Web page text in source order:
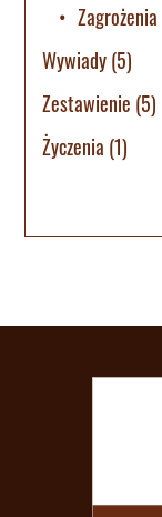
Zagrożenia
Wywiady(5)
Zestawienie (5)
Życzenia (1)